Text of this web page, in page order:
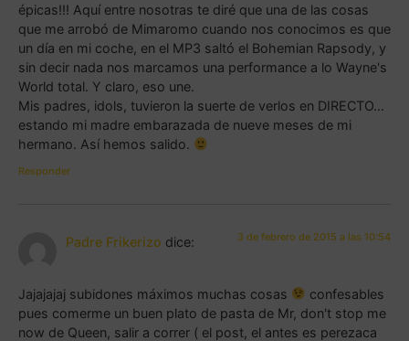
épicas!!! Aquí entre nosotras te diré que una de las cosas
que me arrobó de Mimaromo cuando nos conocimos es que
un día en mi coche, en el MP3 saltó el Bohemian Rapsody, y
sin decir nada nos marcamos una performance a lo Wayne's
World total. Y claro, eso une.
Mis padres, idols, tuvieron la suerte de verlos en DIRECTO…
estando mi madre embarazada de nueve meses de mi
hermano. Así hemos salido.
Responder
Padre Frikerizo dice: 3 de febrero de 2015 a las 10:54
Jajajajaj subidones máximos muchas cosas
confesables
pues comerme un buen plato de pasta de Mr, don't stop me
now de Queen, salir a correr ( el post, el antes es perezaca